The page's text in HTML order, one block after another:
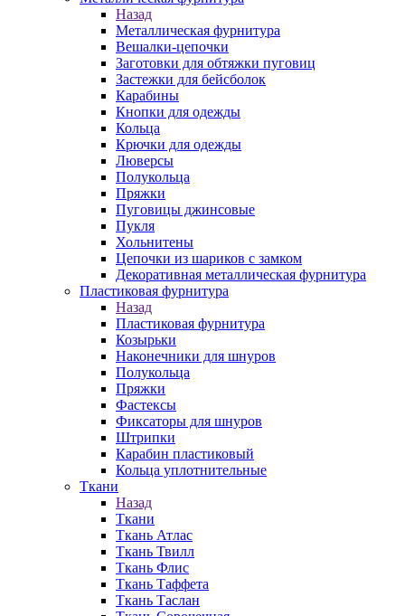
Назад
Металлическая фурнитура
Вешалки-цепочки
Заготовки для обтяжки пуговиц
Застежки для бейсболок
Карабины
Кнопки для одежды
Кольца
Крючки для одежды
Люверсы
Полукольца
Пряжки
Пуговицы джинсовые
Пукля
Хольнитены
Цепочки из шариков с замком
Декоративная металлическая фурнитура
Пластиковая фурнитура
Назад
Пластиковая фурнитура
Козырьки
Наконечники для шнуров
Полукольца
Пряжки
Фастексы
Фиксаторы для шнуров
Штрипки
Карабин пластиковый
Кольца уплотнительные
Ткани
Назад
Ткани
Ткань Атлас
Ткань Твилл
Ткань Флис
Ткань Таффета
Ткань Таслан